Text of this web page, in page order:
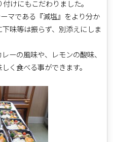
けにもこだわりました。
マである『減塩』をより分か
味等は振らず、別添えにしま
ーの風味や、レモンの酸味、
く食べる事ができます。